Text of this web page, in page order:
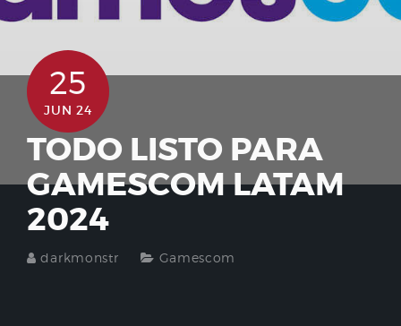
25
JUN 24
TODO LISTO PARA
GAMESCOM LATAM
2024
darkmonstr Gamescom